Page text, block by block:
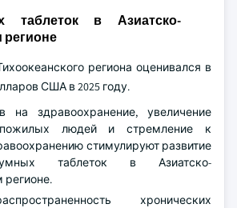
таблеток в Азиатско-
регионе
региона оценивался в
США в 2025 году.
на здравоохранение, увеличение
пожилых людей и стремление к
стимулируют развитие
таблеток в Азиатско-
регионе.
хронических